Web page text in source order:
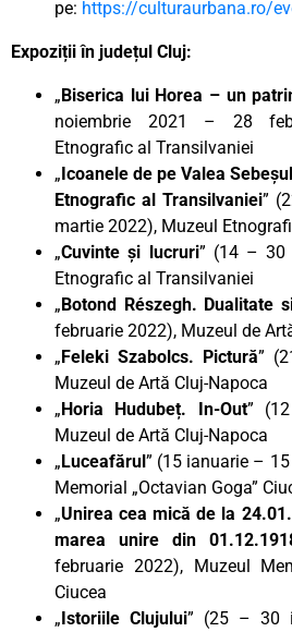
pe: https://culturaurbana.ro/
Expoziții în județul Cluj:
„Biserica lui Horea – un
noiembrie 2021 – 28
Etnografic al Transilvaniei
„Icoanele de pe Valea
Etnografic al Transilvaniei”
martie 2022), Muzeul
„Cuvinte și lucruri” (14 – 30
Etnografic al Transilvaniei
„Botond Részegh. Dualitate
februarie 2022), Muzeul de
„Feleki Szabolcs. Pictură”
Muzeul de Artă Cluj-Napoca
„Horia Hudubeț. In-Out”
Muzeul de Artă Cluj-Napoca
„Luceafărul” (15 ianuarie –
Memorial „Octavian Goga”
„Unirea cea mică de la
marea unire din
februarie 2022), Muzeul
Ciucea
„Istoriile Clujului” (25 – 30